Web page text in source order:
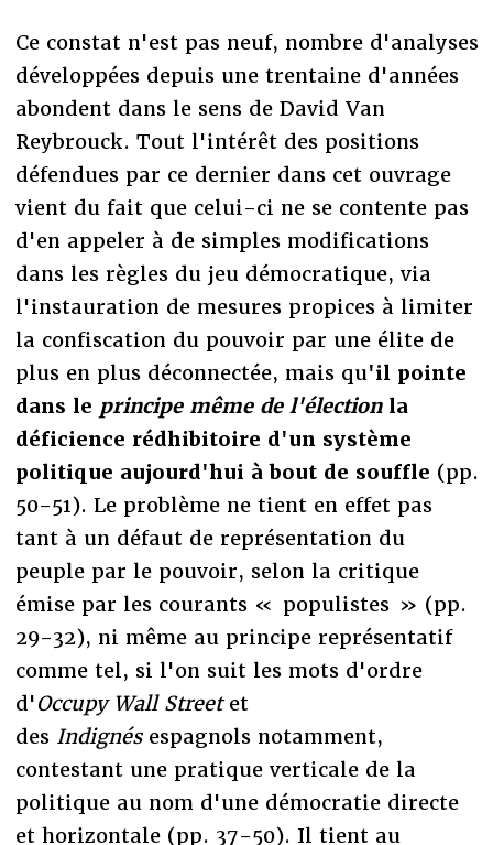
Ce constat n'est pas neuf, nombre d'analyses
développées depuis une trentaine d'années
abondent dans le sens de David Van
Reybrouck. Tout l'intérêt des positions
défendues par ce dernier dans cet ouvrage
vient du fait que celui-ci ne se contente pas
d'en appeler à de simples modifications
dans les règles du jeu démocratique, via
l'instauration de mesures propices à limiter
la confiscation du pouvoir par une élite de
plus en plus déconnectée, mais qu'il pointe
dans le principe même de l'élection la
déficience rédhibitoire d'un système
politique aujourd'hui à bout de souffle (pp.
50-51). Le problème ne tient en effet pas
tant à un défaut de représentation du
peuple par le pouvoir, selon la critique
émise par les courants « populistes » (pp.
29-32), ni même au principe représentatif
comme tel, si l'on suit les mots d'ordre
d'Occupy Wall Streetet
des Indignésespagnols notamment,
contestant une pratique verticale de la
politique au nom d'une démocratie directe
et horizontale (pp. 37-50). Il tient au